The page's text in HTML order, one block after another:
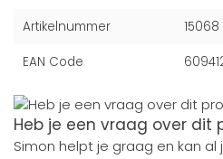
Artikelnummer 15068
EAN Code
Heb je een vraag over dit
Simon helpt je graag en kan